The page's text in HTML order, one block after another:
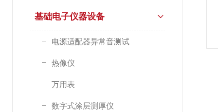
基础电子仪器设备
电源适配器异常音测试
热像仪
万用表
数字式涂层测厚仪